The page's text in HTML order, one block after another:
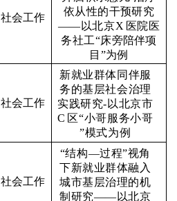
社会工作
依从性的干预研究
——以北京X 医院医
务社工“床旁陪伴项
目 ”为例
社会工作
新就业群体同伴服
务的基层社会治理
实践研究-以北京市
C 区“小哥服务小哥
”模式为例
社会工作
“结构—过程”视角
下新就业群体融入
城市基 层治理的机
制研究——以北京